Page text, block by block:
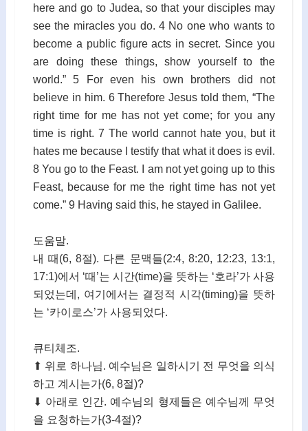
here and go to Judea, so that your disciples may
see the miracles you do. 4 No one who wants to
become a public figure acts in secret. Since you
are doing these things, show yourself to the
world.” 5 For even his own brothers did not
believe in him. 6 Therefore Jesus told them, “The
right time for me has not yet come; for you any
time is right. 7 The world cannot hate you, but it
hates me because I testify that what it does is evil.
8 You go to the Feast. I am not yet going up to this
Feast, because for me the right time has not yet
come.” 9 Having said this, he stayed in Galilee.
도움말.
내 때(6, 8절). 다른 문맥들(2:4, 8:20, 12:23, 13:1,
17:1)에서 ‘때’는 시간(time)을 뜻하는 ‘호라’가 사용
되었는데, 여기에서는 결정적 시각(timing)을 뜻하
는 ‘카이로스’가 사용되었다.
큐티체조.
⬆ 위로 하나님. 예수님은 일하시기 전 무엇을 의식
하고 계시는가(6, 8절)?
⬇ 아래로 인간. 예수님의 형제들은 예수님께 무엇
을 요청하는가(3-4절)?